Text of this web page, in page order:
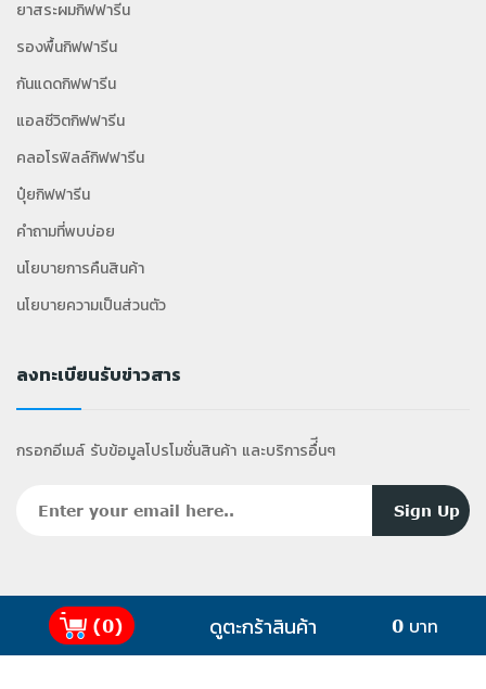
ยาสระผมกิฟฟารีน
รองพื้นกิฟฟารีน
กันแดดกิฟฟารีน
แอลซีวิตกิฟฟารีน
คลอโรฟิลล์กิฟฟารีน
ปุ๋ยกิฟฟารีน
คำถามที่พบบ่อย
นโยบายการคืนสินค้า
นโยบายความเป็นส่วนตัว
ลงทะเบียนรับข่าวสาร
กรอกอีเมล์ รับข้อมูลโปรโมชั่นสินค้า และบริการอื่ีนๆ
2025 Copyright ©GiffyShop .com All Rights
(0) ดูตะกร้าสินค้า 0 บาท